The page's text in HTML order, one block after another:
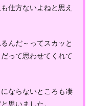
仕方ないよねと思え
んだ～ってスカッと
って思わせてくれて
ならないところも凄
思いました。